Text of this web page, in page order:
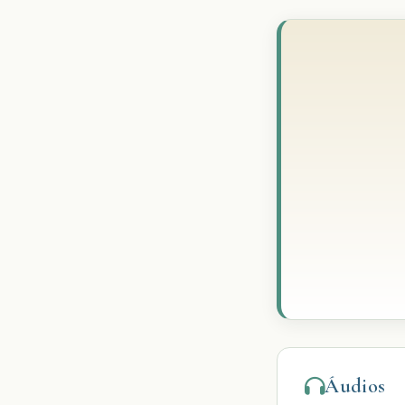
Áudios